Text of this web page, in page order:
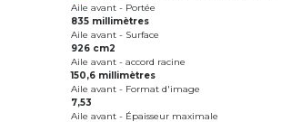
Aile avant - Portée
835 millimètres
Aile avant - Surface
926 cm2
Aile avant - accord racine
150,6 millimètres
Aile avant - Format d'image
7,53
Aile avant - Épaisseur maximale